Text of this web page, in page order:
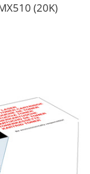
(20K)